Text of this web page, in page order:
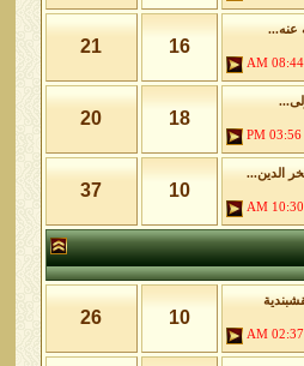
عنه...
08:44 AM
16
21
03:56 PM
18
20
الدين...
10:30 AM
10
37
02:37 AM
10
26